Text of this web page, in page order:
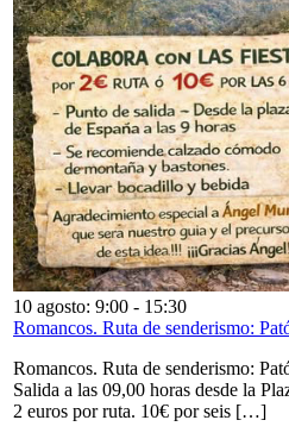
10 agosto: 9:00 - 15:30
Romancos. Ruta de senderismo:
Romancos. Ruta de senderismo:
Salida a las 09,00 horas desde la
2 euros por ruta. 10€ por seis […]